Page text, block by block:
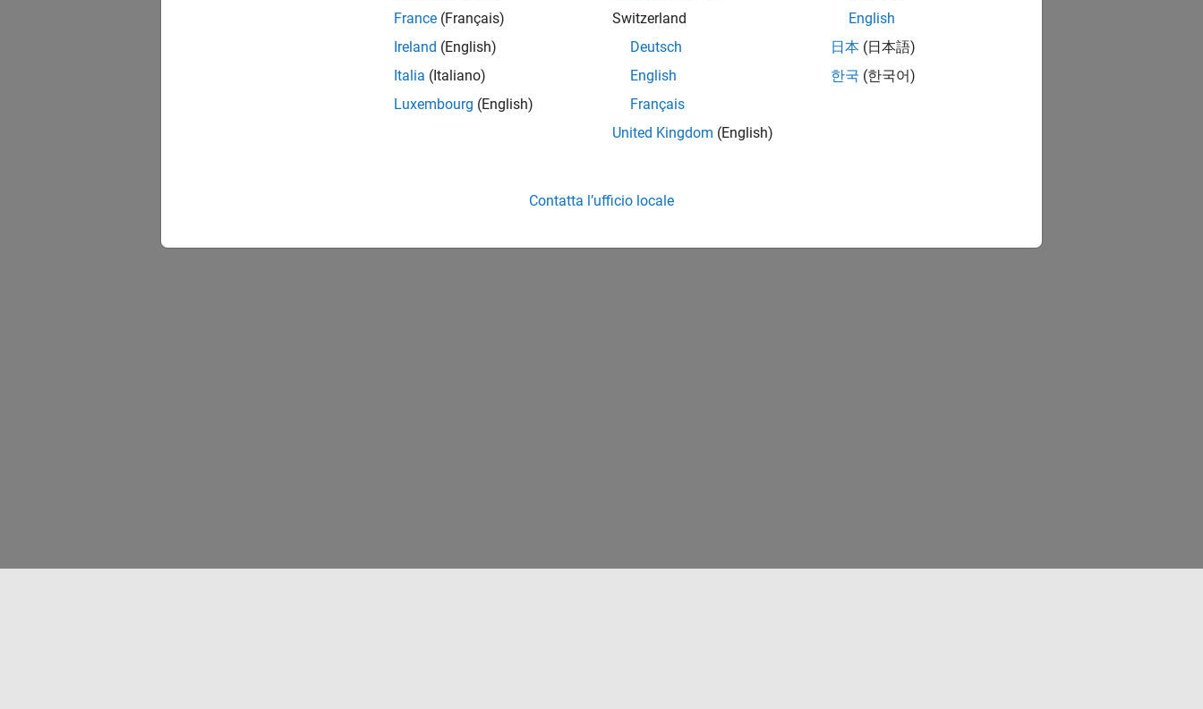
France (Français)
Ireland (English)
Italia (Italiano)
Luxembourg (English)
Switzerland
Deutsch
English
Français
United Kingdom (English)
English
日本 (日本語)
한국 (한국어)
Contatta l’ufficio locale